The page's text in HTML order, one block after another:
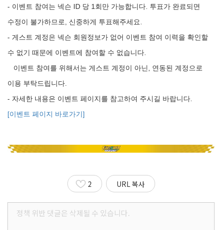
- 이벤트 참여는 넥슨 ID 당 1회만 가능합니다. 투표가 완료되면
수정이 불가하므로, 신중하게 투표해주세요. ​
- 게스트 계정은 넥슨 회원정보가 없어 이벤트 참여 이력을 확인할
수 없기 때문에 이벤트에 참여할 수 없습니다.
이벤트 참여를 위해서는 게스트 계정이 아닌, 연동된 계정으로
이용 부탁드립니다.​
- 자세한 내용은 이벤트 페이지를 참고하여 주시길 바랍니다.
[이벤트 페이지 바로가기]
2 URL 복사